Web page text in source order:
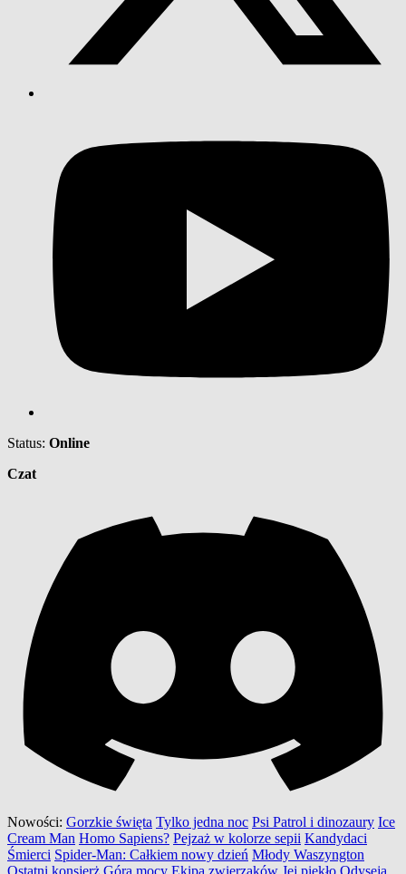
Status: Online
Czat
Nowości: Gorzkie święta Tylko jedna noc Psi Patrol i dinozaury Ice
Cream Man Homo Sapiens? Pejzaż w kolorze sepii Kandydaci
Śmierci Spider-Man: Całkiem nowy dzień Młody Waszyngton
Ostatni konsjerż Góra mocy Ekipa zwierzaków Jej piekło Odyseja